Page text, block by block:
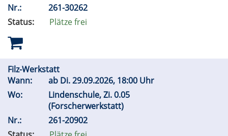
Nr.:
261-30262
Status:
Plätze frei
Filz-Werkstatt
Wann:
ab Di.29.09.2026, 18:00 Uhr
Wo:
Lindenschule, Zi. 0.05
(Forscherwerkstatt)
Nr.:
261-20902